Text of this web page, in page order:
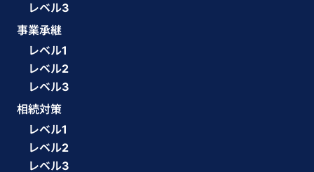
レベル3
事業承継
レベル1
レベル2
レベル3
相続対策
レベル1
レベル2
レベル3